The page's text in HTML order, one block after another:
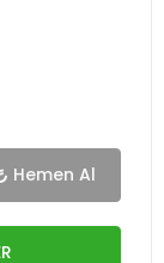
Hemen Al